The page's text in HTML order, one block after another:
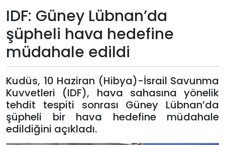
Künye
Giriş
Yap
IDF: Güney Lübnan’da
şüpheli hava hedefine
müdahale edildi
Kudüs, 10 Haziran (Hibya)-İsrail Savunma
Kuvvetleri (IDF), hava sahasına yönelik
tehdit tespiti sonrası Güney Lübnan’da
şüpheli bir hava hedefine müdahale
edildiğini açıkladı.